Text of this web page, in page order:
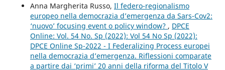
Anna Margherita Russo, Il federo-regionalismo
europeo nella democrazia d’emergenza da Sars-Cov2:
‘nuovo’ focusing event o policy window? , DPCE
Online: Vol. 54 No. Sp (2022): Vol 54 No Sp (2022):
DPCE Online Sp-2022 - I Federalizing Process europei
nella democrazia d’emergenza. Riflessioni comparate
a partire dai ‘primi’ 20 anni della riforma del Titolo V